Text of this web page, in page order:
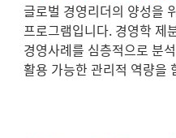
글로벌 경영리더의 양성을
프로그램입니다. 경영학 제
경영사례를 심층적으로 분
활용 가능한 관리적 역량을